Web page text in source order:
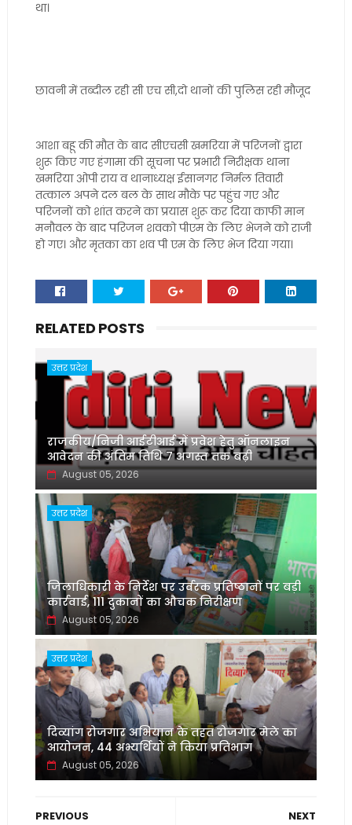
था।
छावनी में तब्दील रही सी एच सी,दो थानों की पुलिस रही मौजूद
आशा बहू की मौत के बाद सीएचसी खमरिया में परिजनों द्वारा
शुरू किए गए हंगामा की सूचना पर प्रभारी निरीक्षक थाना
खमरिया ओपी राय व थानाध्यक्ष ईसानगर निर्मल तिवारी
तत्काल अपने दल बल के साथ मौके पर पहुंच गए और
परिजनों को शांत करने का प्रयास शुरू कर दिया काफी मान
मनौवल के बाद परिजन शवको पीएम के लिए भेजने को राजी
हो गए। और मृतका का शव पी एम के लिए भेज दिया गया।
RELATED POSTS
उत्तर प्रदेश
राजकीय/निजी आईटीआई में प्रवेश हेतु ऑनलाइन
आवेदन की अंतिम तिथि 7 अगस्त तक बढ़ी
August 05, 2026
उत्तर प्रदेश
जिलाधिकारी के निर्देश पर उर्वरक प्रतिष्ठानों पर बड़ी
कार्रवाई, 111 दुकानों का औचक निरीक्षण
August 05, 2026
उत्तर प्रदेश
दिव्यांग रोजगार अभियान के तहत रोजगार मेले का
आयोजन, 44 अभ्यर्थियों ने किया प्रतिभाग
August 05, 2026
NEXT
PREVIOUS